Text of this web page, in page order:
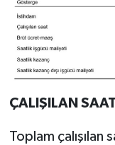
ÇALIŞILAN
Toplam çalışılan